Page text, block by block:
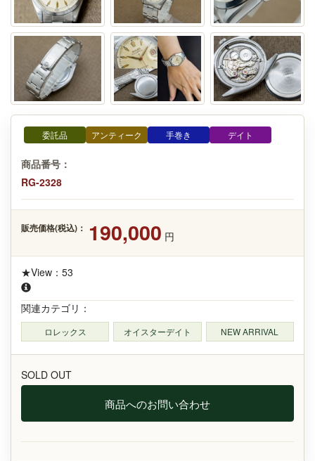
委託品 アンティーク 手巻き デイト
商品番号：
RG-2328
販売価格(税込)： 190,000 円
★View：53
関連カテゴリ：
ロレックス オイスターデイト NEW ARRIVAL
SOLD OUT
商品へのお問い合わせ